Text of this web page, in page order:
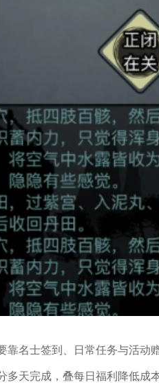
靠名士签到、日常任务与活
多天完成，叠每日福利降低成